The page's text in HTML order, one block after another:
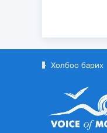
Холбоо барих